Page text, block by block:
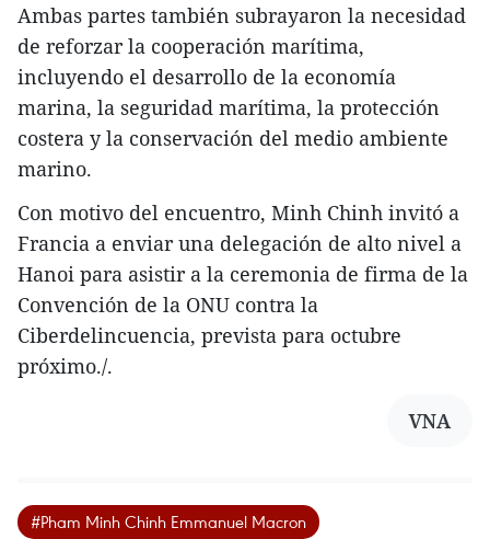
Ambas partes también subrayaron la necesidad
de reforzar la cooperación marítima,
incluyendo el desarrollo de la economía
marina, la seguridad marítima, la protección
costera y la conservación del medio ambiente
marino.
Con motivo del encuentro, Minh Chinh invitó a
Francia a enviar una delegación de alto nivel a
Hanoi para asistir a la ceremonia de firma de la
Convención de la ONU contra la
Ciberdelincuencia, prevista para octubre
próximo./.
VNA
#Pham Minh Chinh Emmanuel Macron